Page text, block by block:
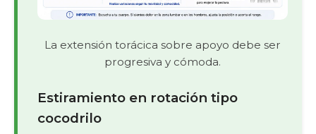
La extensión torácica sobre apoyo debe ser
progresiva y cómoda.
Estiramiento en rotación tipo
cocodrilo